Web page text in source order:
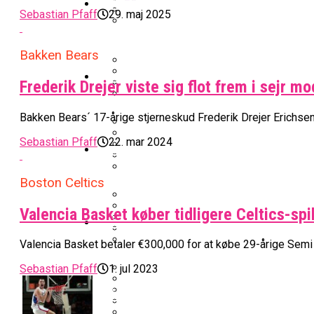
Værløse-Komet Skifter Til Den
Officielt: Bakken Skal Spille
Stjerne Akut Opereret: Misser
Memphis Grizzlies Tangerer
Anders Sommer Scorer Kæmpe
Oprustningen Begynder:
Kvindebasketligaen
College Er Slut: Frida Formann
Her Er Alle Vinderne Af
Podcast
Video
Highlights: Velspillende Serbere
Nyheder
Sebastian Pfaff
29. maj 2025
Bakken Bears
Frederik Drejer viste sig flot frem i sejr
Bakken Bears´ 17-årige stjerneskud Frederik Drejer
Sebastian Pfaff
22. mar 2024
Boston Celtics
Valencia Basket køber tidligere Celtics-
Valencia Basket betaler €300,000 for at købe 29-årige
Sebastian Pfaff
1. jul 2023